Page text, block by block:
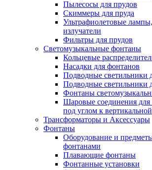
Пылесосы для прудов
Скиммеры для пруда
Ультрафиолетовые
излучатели
Фильтры для прудов
Светомузыкальные фонтаны
Кольцевые
Насадки для фонтанов
Подводные светильники
Подводные светильники
Фонтаны
Шаровые соединения для
под углом к
Трансформаторы и Аксессуары
Фонтаны
Оборудование и
фонтанами
Плавающие фонтаны
Фонтанные установки